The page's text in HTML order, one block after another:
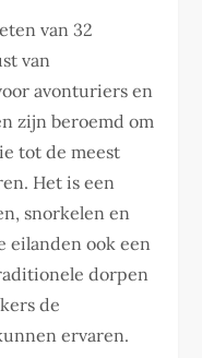
van 32
van
avonturiers en
zijn beroemd om
tot de meest
Het is een
snorkelen en
eilanden ook een
dorpen
de
ervaren.